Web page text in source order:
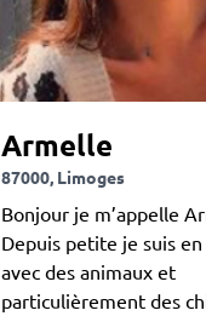
Armelle
87000, Limoges
Bonjour je m’appelle
Depuis petite je suis
avec des animaux et
particulièrement des